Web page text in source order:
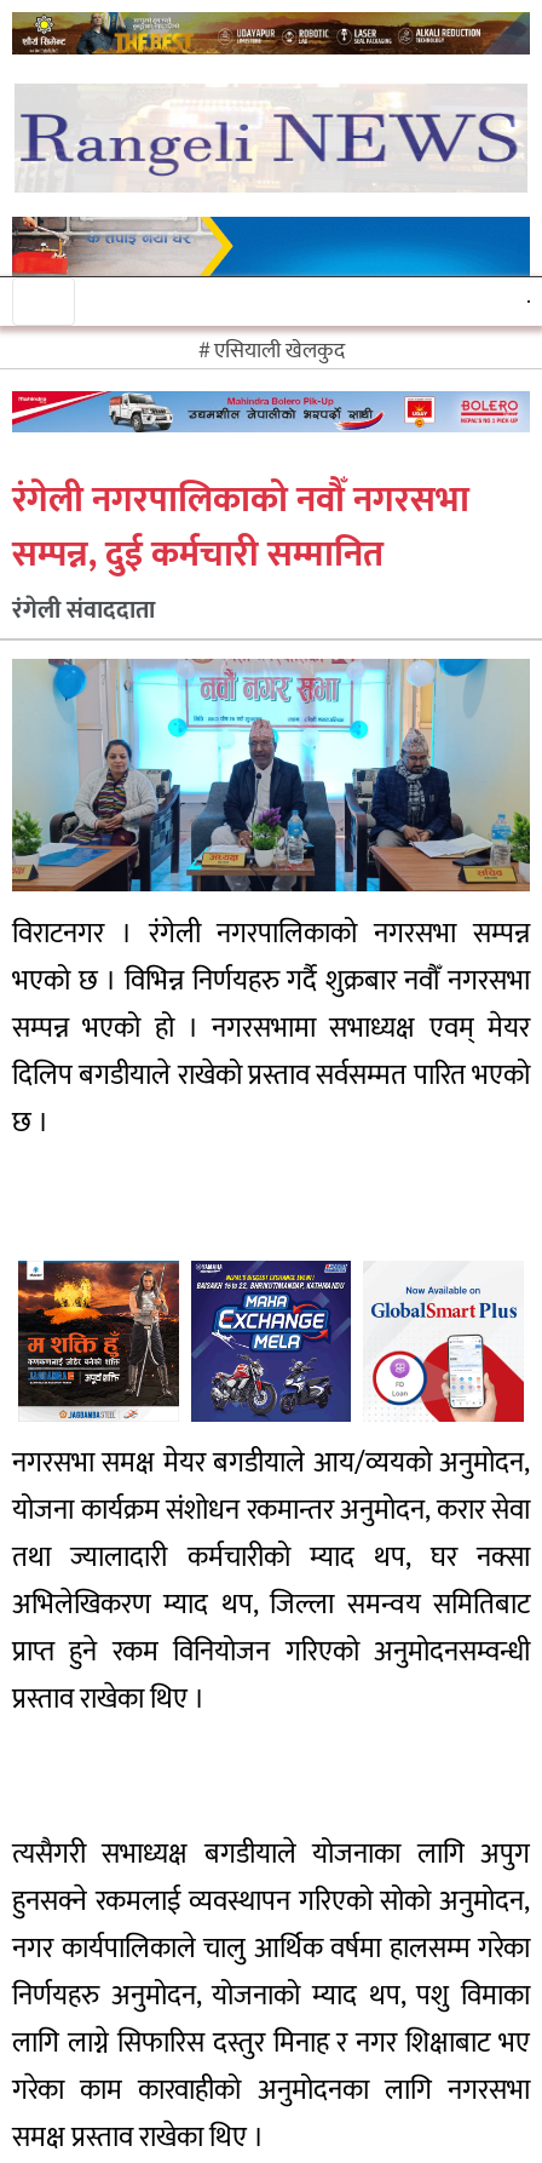
एसियाली खेलकुद
रंगेली नगरपालिकाको नवौँ नगरसभा
सम्पन्न, दुई कर्मचारी सम्मानित
रंगेली संवाददाता
विराटनगर । रंगेली नगरपालिकाको नगरसभा सम्पन्न
भएको छ । विभिन्न निर्णयहरु गर्दै शुक्रबार नवौँ नगरसभा
सम्पन्न भएको हो । नगरसभामा सभाध्यक्ष एवम् मेयर
दिलिप बगडीयाले राखेको प्रस्ताव सर्वसम्मत पारित भएको
छ ।
नगरसभा समक्ष मेयर बगडीयाले आय/व्ययको अनुमोदन,
योजना कार्यक्रम संशोधन रकमान्तर अनुमोदन, करार सेवा
तथा ज्यालादारी कर्मचारीको म्याद थप, घर नक्सा
अभिलेखिकरण म्याद थप, जिल्ला समन्वय समितिबाट
प्राप्त हुने रकम विनियोजन गरिएको अनुमोदनसम्वन्धी
प्रस्ताव राखेका थिए ।
त्यसैगरी सभाध्यक्ष बगडीयाले योजनाका लागि अपुग
हुनसक्ने रकमलाई व्यवस्थापन गरिएको सोको अनुमोदन,
नगर कार्यपालिकाले चालु आर्थिक वर्षमा हालसम्म गरेका
निर्णयहरु अनुमोदन, योजनाको म्याद थप, पशु विमाका
लागि लाग्ने सिफारिस दस्तुर मिनाह र नगर शिक्षाबाट भए
गरेका काम कारवाहीको अनुमोदनका लागि नगरसभा
समक्ष प्रस्ताव राखेका थिए ।